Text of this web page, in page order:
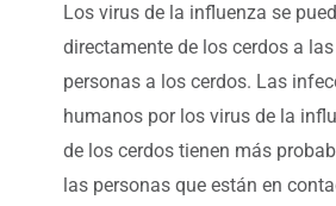
Los virus de la influenza se
directamente de los cerdos a
personas a los cerdos. Las
humanos por los virus de la
de los cerdos tienen más
las personas que están en